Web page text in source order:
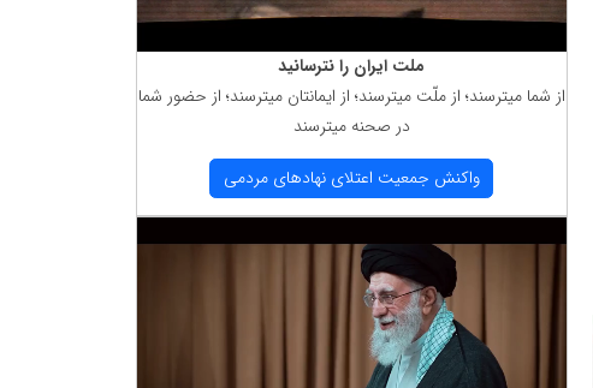
ملت ایران را نترسانید
از شما میترسند؛ از ملّت میترسند؛ از ایمانتان میترسند؛ از حضور شما
در صحنه میترسند
واكنش جمعیت اعتلای نهادهای مردمی